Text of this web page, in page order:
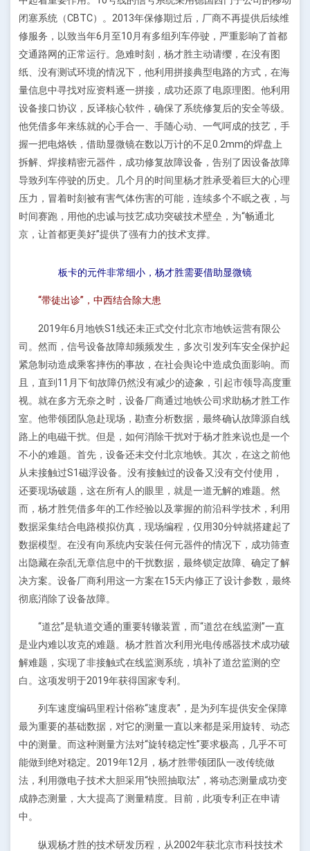
闭塞系统（CBTC）。2013年保修期过后，厂商不再提供后续维
修服务，以致当年6月至10月有多组列车停驶，严重影响了首都
交通路网的正常运行。急难时刻，杨才胜主动请缨，在没有图
纸、没有测试环境的情况下，他利用拼接典型电路的方式，在海
量信息中寻找对应资料逐一拼接，成功还原了电原理图。他利用
设备接口协议，反译核心软件，确保了系统修复后的安全等级。
他凭借多年来练就的心手合一、手随心动、一气呵成的技艺，手
握一把电烙铁，借助显微镜在数以万计的不足0.2mm的焊盘上
拆解、焊接精密元器件，成功修复故障设备，告别了因设备故障
导致列车停驶的历史。几个月的时间里杨才胜承受着巨大的心理
压力，冒着时刻被有害气体伤害的可能，连续多个不眠之夜，与
时间赛跑，用他的忠诚与技艺成功突破技术壁垒，为“畅通北
京，让首都更美好”提供了强有力的技术支撑。
板卡的元件非常细小，杨才胜需要借助显微镜
“带徒出诊”，中西结合除大患
2019年6月地铁S1线还未正式交付北京市地铁运营有限公
司。然而，信号设备故障却频频发生，多次引发列车安全保护起
紧急制动造成乘客摔伤的事故，在社会舆论中造成负面影响。而
且，直到11月下旬故障仍然没有减少的迹象，引起市领导高度重
视。就在多方无奈之时，设备厂商通过地铁公司求助杨才胜工作
室。他带领团队急赴现场，勘查分析数据，最终确认故障源自线
路上的电磁干扰。但是，如何消除干扰对于杨才胜来说也是一个
不小的难题。首先，设备还未交付北京地铁。其次，在这之前他
从未接触过S1磁浮设备。没有接触过的设备又没有交付使用，
还要现场破题，这在所有人的眼里，就是一道无解的难题。然
而，杨才胜凭借多年的工作经验以及掌握的前沿科学技术，利用
数据采集结合电路模拟仿真，现场编程，仅用30分钟就搭建起了
数据模型。在没有向系统内安装任何元器件的情况下，成功筛查
出隐藏在杂乱无章信息中的干扰数据，最终锁定故障、确定了解
决方案。设备厂商利用这一方案在15天内修正了设计参数，最终
彻底消除了设备故障。
“道岔”是轨道交通的重要转辙装置，而“道岔在线监测”一直
是业内难以攻克的难题。杨才胜首次利用光电传感器技术成功破
解难题，实现了非接触式在线监测系统，填补了道岔监测的空
白。这项发明于2019年获得国家专利。
列车速度编码里程计俗称“速度表”，是为列车提供安全保障
最为重要的基础数据，对它的测量一直以来都是采用旋转、动态
中的测量。而这种测量方法对“旋转稳定性”要求极高，几乎不可
能做到绝对稳定。2019年12月，杨才胜带领团队一改传统做
法，利用微电子技术大胆采用“快照抽取法”，将动态测量成功变
成静态测量，大大提高了测量精度。目前，此项专利正在申请
中。
纵观杨才胜的技术研发历程，从2002年获北京市科技技术